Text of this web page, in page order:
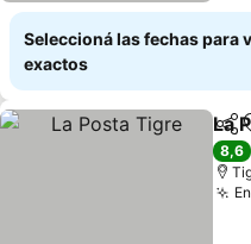
Seleccioná las fechas para
exactos
La
8,6